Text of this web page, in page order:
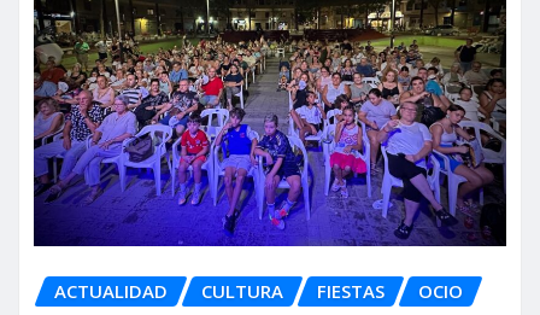
ACTUALIDAD CULTURA FIESTAS OCIO